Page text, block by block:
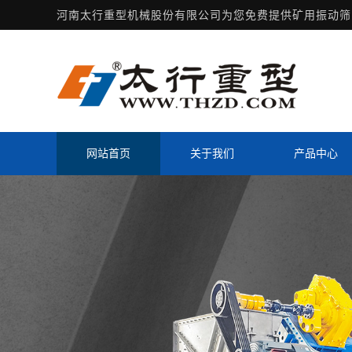
河南太行重型机械股份有限公司为您免费提供矿用振动筛
网站首页 关于我们 产品中心